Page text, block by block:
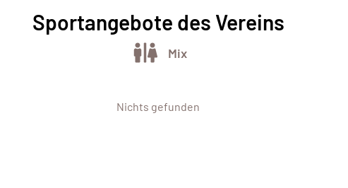
Sportangebote des Vereins
Mix
Nichts gefunden